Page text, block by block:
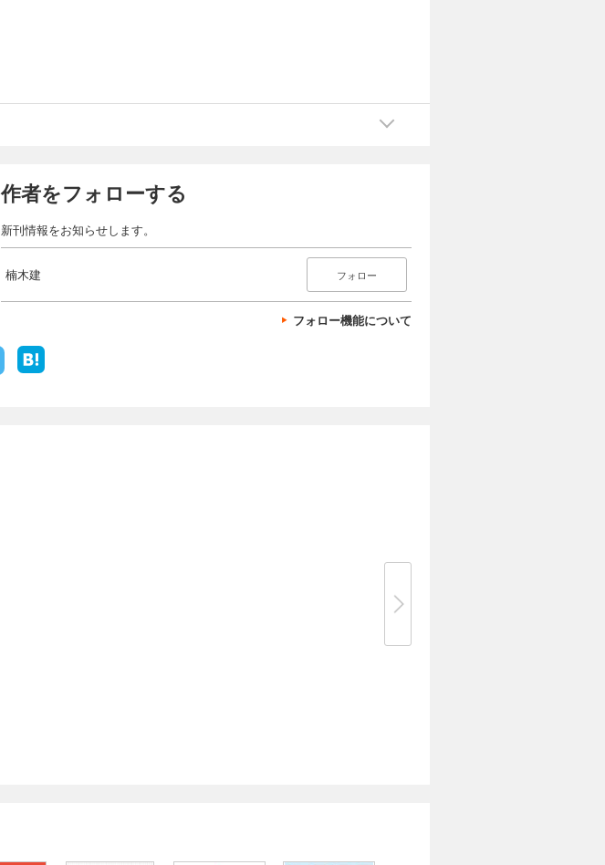
作者をフォローする
新刊情報をお知らせします。
楠木建 フォロー
フォロー機能について